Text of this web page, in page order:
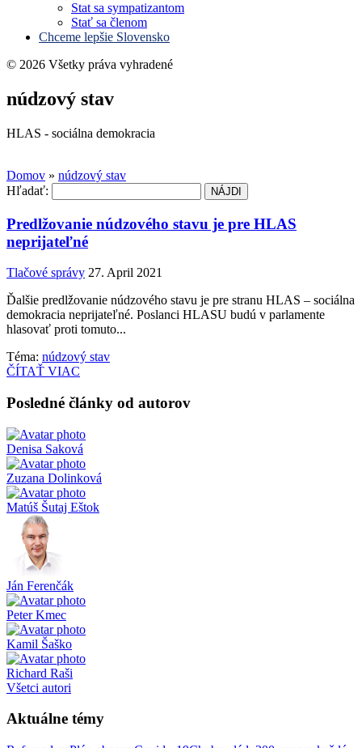
Stat sa sympatizantom
Stať sa členom
Chceme lepšie Slovensko
© 2026 Všetky práva vyhradené
núdzový stav
HLAS - sociálna demokracia
Domov » núdzový stav
Hľadať:
Predlžovanie núdzového stavu je pre HLAS
neprijateľné
Tlačové správy 27. April 2021
Ďalšie predlžovanie núdzového stavu je pre stranu HLAS – sociálna
demokracia neprijateľné. Poslanci HLASU budú v parlamente
hlasovať proti tomuto...
Téma: núdzový stav
ČÍTAŤ VIAC
Posledné články od autorov
Denisa Saková
Zuzana Dolinková
Matúš Šutaj Eštok
Ján Ferenčák
Peter Kmec
Kamil Šaško
Richard Raši
Všetci autori
Aktuálne témy